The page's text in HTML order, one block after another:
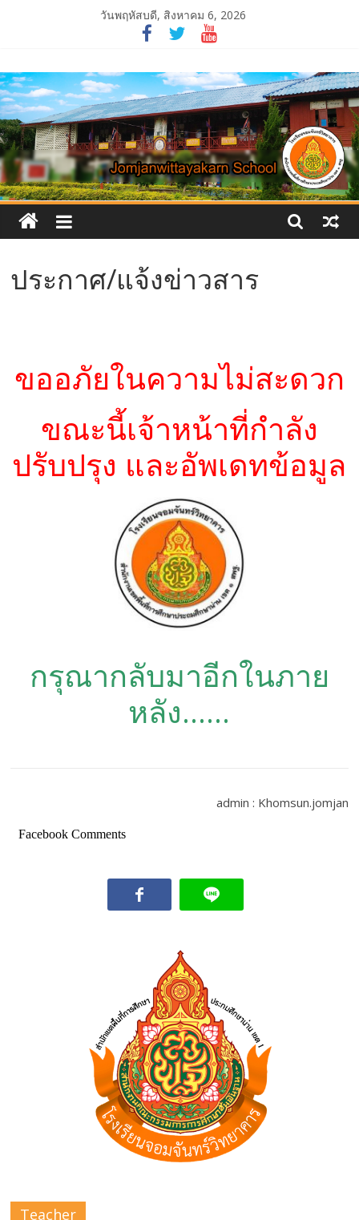
วันพฤหัสบดี, สิงหาคม 6, 2026
โรงเรียน
จอม
จันทร์
วิทยาคาร
ประกาศ/แจ้งข่าวสาร
ขออภัยในความไม่สะดวก
ขณะนี้เจ้าหน้าที่กำลัง
ปรับปรุง และอัพเดทข้อมูล
กรุณากลับมาอีกในภาย
หลัง……
admin : Khomsun.jomjan
Facebook Comments
Teacher